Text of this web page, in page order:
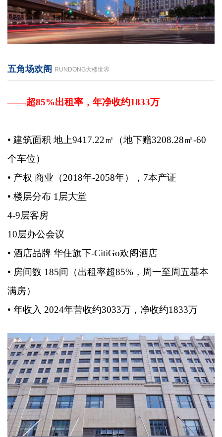
五角场欢阁 RUNDONG大楼世界
——超85%出租率，年净收约1833万
• 建筑面积 地上9417.22㎡（地下赠3208.28㎡-60
个车位）
• 产权 商业（2018年-2058年），7本产证
• 楼层分布 1层大堂
4-9层客房
10层办公会议
• 酒店品牌 华住旗下-CitiGo欢阁酒店
• 房间数 185间（出租率超85%，周一至周五基本
满房）
• 年收入 2024年营收约3033万，净收约1833万